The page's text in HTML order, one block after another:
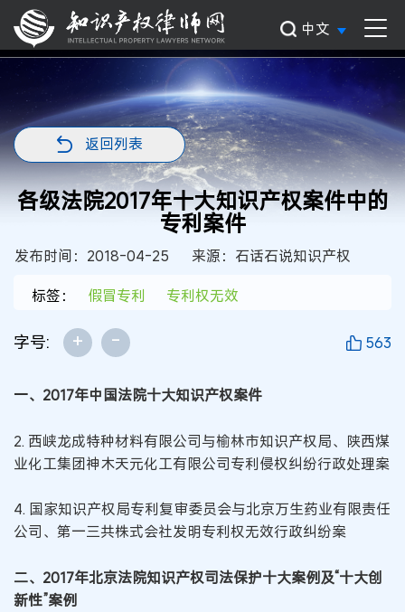
中文
返回列表
各级法院2017年十大知识产权案件中的
专利案件
发布时间：2018-04-25
来源：石话石说知识产权
标签：
假冒专利 专利权无效
字号: + - 563
一、2017年中国法院十大知识产权案件
2. 西峡龙成特种材料有限公司与榆林市知识产权局、陕西煤
业化工集团神木天元化工有限公司专利侵权纠纷行政处理案
4. 国家知识产权局专利复审委员会与北京万生药业有限责任
公司、第一三共株式会社发明专利权无效行政纠纷案
二、2017年北京法院知识产权司法保护十大案例及“十大创
新性”案例